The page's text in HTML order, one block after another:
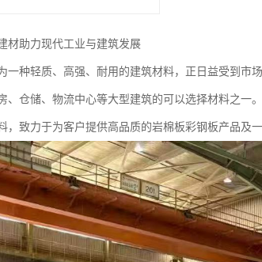
材助力现代工业与建筑发展
一种轻质、高强、耐用的建筑材料，正日益受到市
、仓储、物流中心等大型建筑的可以选择材料之一
致力于为客户提供高品质的岩棉板彩钢板产品及一